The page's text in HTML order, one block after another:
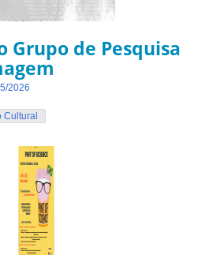
Grupo de Pesquisa
2026
Cultural